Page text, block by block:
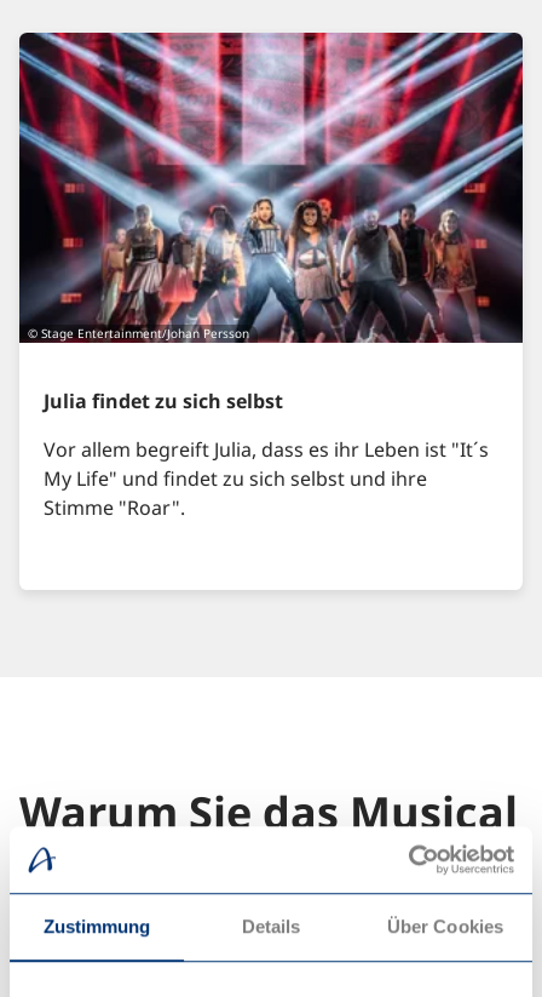
Zustimmung Details Über Cookies
© Stage Entertainment/Johan Persson
Julia findet zu sich selbst
Vor allem begreift Julia, dass es ihr Leben ist "It´s
My Life" und findet zu sich selbst und ihre
Stimme "Roar".
Warum Sie das Musical
& Julia nicht verpassen
sollten?!